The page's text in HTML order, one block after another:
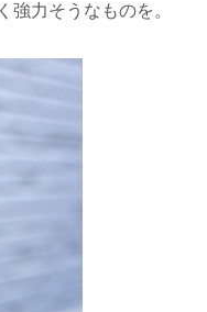
強力そうなものを。